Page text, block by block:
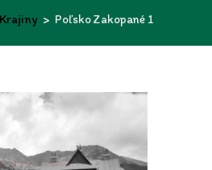
> Poľsko Zakopané 1